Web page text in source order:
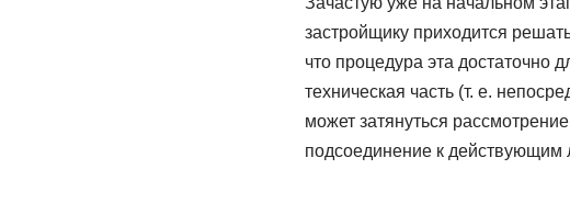
застройщику приходится
что процедура эта достаточно
техническая часть (т. е.
может затянуться
подсоединение к действующим